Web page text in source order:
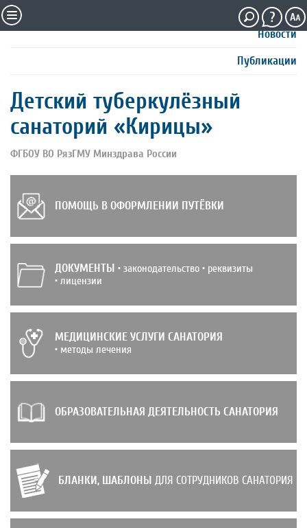
Новости
Публикации
Детский туберкулёзный
санаторий «Кирицы»
ФГБОУ ВО РязГМУ Минздрава России
ПОМОЩЬ В ОФОРМЛЕНИИ ПУТЁВКИ
ДОКУМЕНТЫ • законодательство • реквизиты
• лицензии
МЕДИЦИНСКИЕ УСЛУГИ САНАТОРИЯ
• методы лечения
ОБРАЗОВАТЕЛЬНАЯ ДЕЯТЕЛЬНОСТЬ САНАТОРИЯ
БЛАНКИ, ШАБЛОНЫ ДЛЯ СОТРУДНИКОВ САНАТОРИЯ